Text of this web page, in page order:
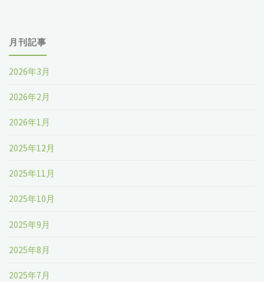
月刊記事
2026年3月
2026年2月
2026年1月
2025年12月
2025年11月
2025年10月
2025年9月
2025年8月
2025年7月